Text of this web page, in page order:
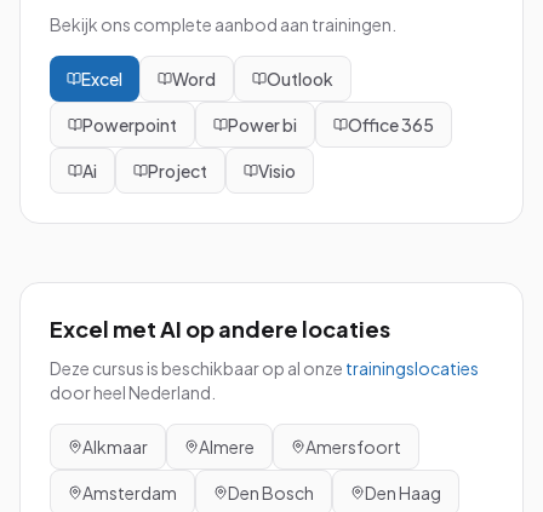
Bekijk ons complete aanbod aan trainingen.
Excel Word Outlook
Powerpoint Power bi Office 365
Ai Project Visio
Excel met AI op andere locaties
Deze cursus is beschikbaar op al onze trainingslocaties
door heel Nederland.
Alkmaar Almere Amersfoort
Amsterdam Den Bosch Den Haag